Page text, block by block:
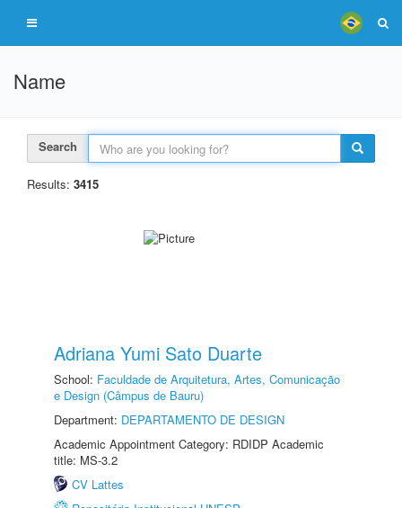
Name
Search
Results: 3415
Adriana Yumi Sato Duarte
School: Faculdade de Arquitetura, Artes, Comunicação
e Design (Câmpus de Bauru)
Department: DEPARTAMENTO DE DESIGN
Academic Appointment Category: RDIDP Academic
title: MS-3.2
CV Lattes